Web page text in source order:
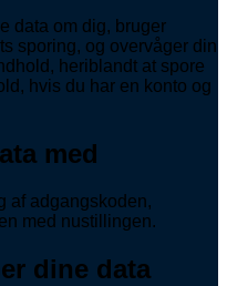
data om dig, bruger
sporing, og overvåger din
heriblandt at spore
hvis du har en konto og
med
af adgangskoden,
med nustillingen.
dine data